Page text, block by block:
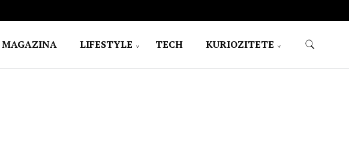
MAGAZINA LIFESTYLE TECH KURIOZITETE